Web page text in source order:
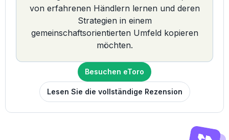
von erfahrenen Händlern lernen und deren
Strategien in einem
gemeinschaftsorientierten Umfeld kopieren
möchten.
Besuchen eToro
Lesen Sie die vollständige Rezension